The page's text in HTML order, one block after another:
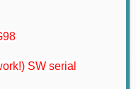
SW serial